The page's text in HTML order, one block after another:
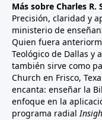
Más sobre Charles R.
Precisión, claridad y
ministerio de
Quien fuera
Teológico de Dallas y
también sirve como
Church en Frisco,
encanta: enseñar la
enfoque en la
programa radial